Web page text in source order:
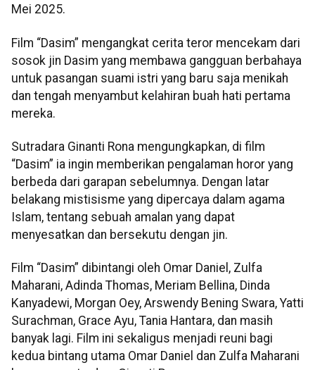
Mei 2025.
Film “Dasim” mengangkat cerita teror mencekam dari
sosok jin Dasim yang membawa gangguan berbahaya
untuk pasangan suami istri yang baru saja menikah
dan tengah menyambut kelahiran buah hati pertama
mereka.
Sutradara Ginanti Rona mengungkapkan, di film
“Dasim” ia ingin memberikan pengalaman horor yang
berbeda dari garapan sebelumnya. Dengan latar
belakang mistisisme yang dipercaya dalam agama
Islam, tentang sebuah amalan yang dapat
menyesatkan dan bersekutu dengan jin.
Film “Dasim” dibintangi oleh Omar Daniel, Zulfa
Maharani, Adinda Thomas, Meriam Bellina, Dinda
Kanyadewi, Morgan Oey, Arswendy Bening Swara, Yatti
Surachman, Grace Ayu, Tania Hantara, dan masih
banyak lagi. Film ini sekaligus menjadi reuni bagi
kedua bintang utama Omar Daniel dan Zulfa Maharani